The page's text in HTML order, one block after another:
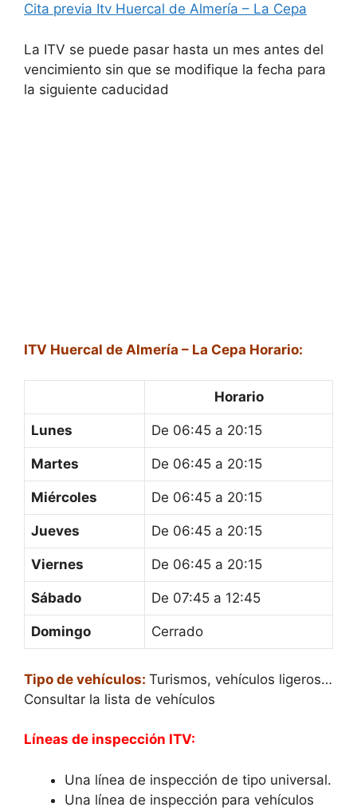
Cita previa Itv Huercal de Almería – La Cepa
La ITV se puede pasar hasta un mes antes del
vencimiento sin que se modifique la fecha para
la siguiente caducidad
ITV Huercal de Almería – La Cepa Horario:
Horario
Lunes De 06:45 a 20:15
Martes De 06:45 a 20:15
Miércoles De 06:45 a 20:15
Jueves De 06:45 a 20:15
Viernes De 06:45 a 20:15
Sábado De 07:45 a 12:45
Domingo Cerrado
Tipo de vehículos: Turismos, vehículos ligeros…
Consultar la lista de vehículos
Líneas de inspección ITV:
Una línea de inspección de tipo universal.
Una línea de inspección para vehículos